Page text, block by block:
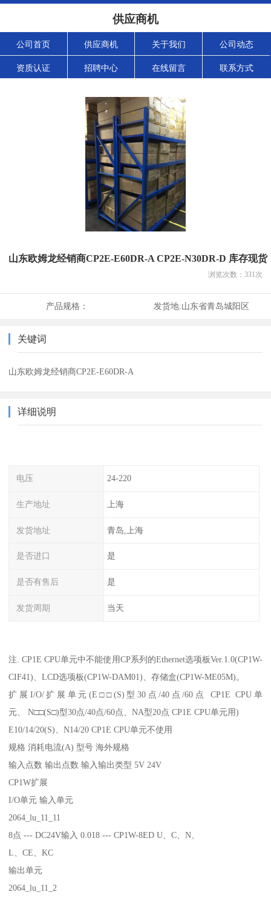
供应商机
公司首页 供应商机 关于我们 公司动态
资质认证 招聘中心 在线留言 联系方式
山东欧姆龙经销商CP2E-E60DR-A CP2E-N30DR-D 库存现货
浏览次数： 331次
产品规格： 发货地:山东省青岛城阳区
关键词
山东欧姆龙经销商CP2E-E60DR-A
详细说明
电压 24-220
生产地址 上海
发货地址 青岛,上海
是否进口 是
是否有售后 是
发货周期 当天
注. CP1E CPU单元中不能使用CP系列的Ethernet选项板Ver.1.0(CP1W-
CIF41)、LCD选项板(CP1W-DAM01)、存储盒(CP1W-ME05M)。
扩展I/O/扩展单元(E□□(S)型30点/40点/60点 CP1E CPU单
元、 N□□(S□)型30点/40点/60点、NA型20点 CP1E CPU单元用)
E10/14/20(S)、N14/20 CP1E CPU单元不使用
规格 消耗电流(A) 型号 海外规格
输入点数 输出点数 输入输出类型 5V 24V
CP1W扩展
I/O单元 输入单元
2064_lu_11_11
8点 --- DC24V输入 0.018 --- CP1W-8ED U、C、N、
L、CE、KC
输出单元
2064_lu_11_2